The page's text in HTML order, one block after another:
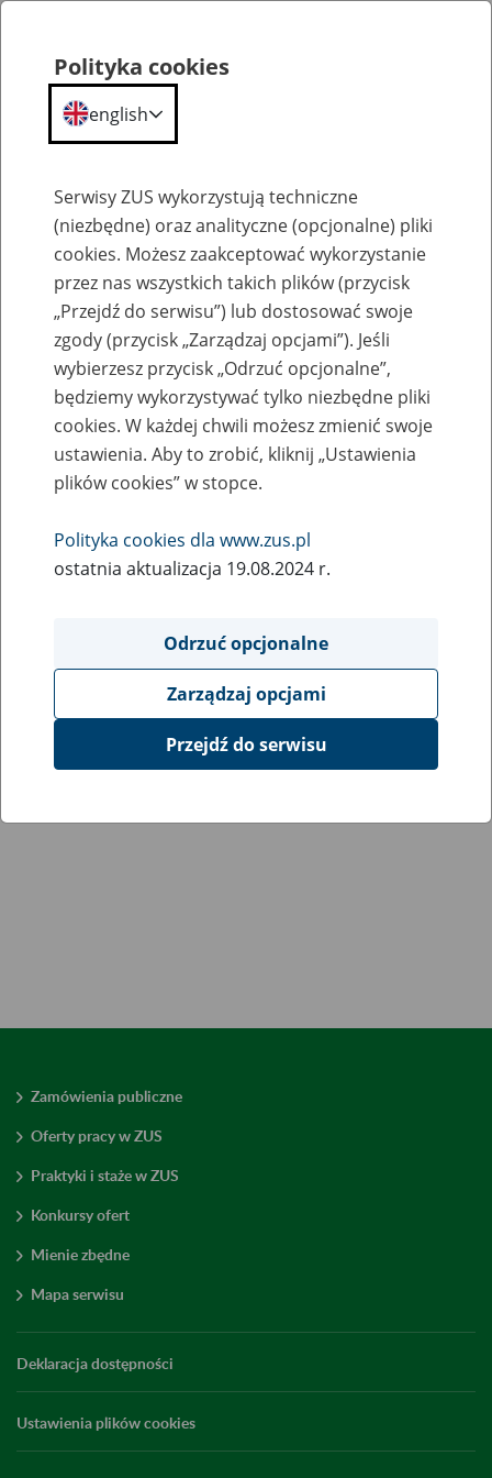
Przepraszamy,
podana strona nie została znaleziona.
Błąd 404
Przejdź do strony głównej
Zamówienia publiczne
Oferty pracy w ZUS
Praktyki i staże w ZUS
Konkursy ofert
Mienie zbędne
Mapa serwisu
Deklaracja dostępności
Ustawienia plików cookies
Polityka cookies
english
Serwisy ZUS wykorzystują techniczne
(niezbędne) oraz analityczne (opcjonalne) pliki
cookies. Możesz zaakceptować wykorzystanie
przez nas wszystkich takich plików (przycisk
„Przejdź do serwisu”) lub dostosować swoje
zgody (przycisk „Zarządzaj opcjami”). Jeśli
wybierzesz przycisk „Odrzuć opcjonalne”,
będziemy wykorzystywać tylko niezbędne pliki
cookies. W każdej chwili możesz zmienić swoje
ustawienia. Aby to zrobić, kliknij „Ustawienia
plików cookies” w stopce.
Polityka cookies dla www.zus.pl
ostatnia aktualizacja 19.08.2024 r.
Odrzuć opcjonalne
Zarządzaj opcjami
Przejdź do serwisu